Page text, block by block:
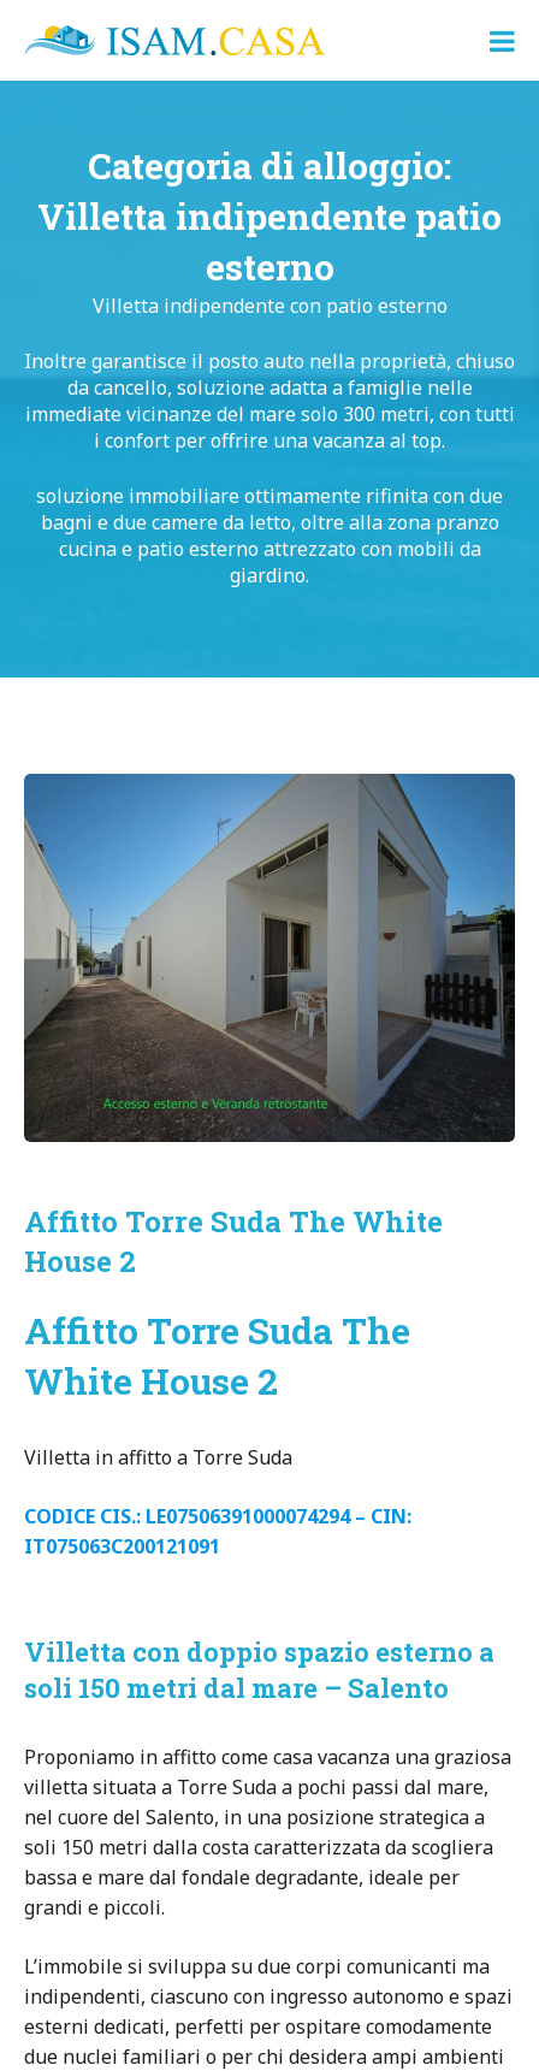
ISAM.CASA
Dove
Cerco
Categoria di alloggio:
Villetta indipendente patio
esterno
Villetta indipendente con patio esterno
Inoltre garantisce il posto auto nella proprietà, chiuso
da cancello, soluzione adatta a famiglie nelle
immediate vicinanze del mare solo 300 metri, con tutti
i confort per offrire una vacanza al top.
soluzione immobiliare ottimamente rifinita con due
bagni e due camere da letto, oltre alla zona pranzo
cucina e patio esterno attrezzato con mobili da
giardino.
Affitto Torre Suda The White
House 2
Affitto Torre Suda The
White House 2
Villetta in affitto a Torre Suda
CODICE CIS.: LE07506391000074294 – CIN:
IT075063C200121091
Villetta con doppio spazio esterno a
soli 150 metri dal mare – Salento
Proponiamo in affitto come casa vacanza una graziosa
villetta situata a Torre Suda a pochi passi dal mare,
nel cuore del Salento, in una posizione strategica a
soli 150 metri dalla costa caratterizzata da scogliera
bassa e mare dal fondale degradante, ideale per
grandi e piccoli.
L’immobile si sviluppa su due corpi comunicanti ma
indipendenti, ciascuno con ingresso autonomo e spazi
esterni dedicati, perfetti per ospitare comodamente
due nuclei familiari o per chi desidera ampi ambienti